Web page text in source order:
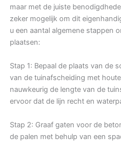
maar met de juiste
zeker mogelijk om dit
u een aantal algemene stappen
plaatsen:
Stap 1: Bepaal de plaats van de
van de tuinafscheiding met
nauwkeurig de lengte van de
ervoor dat de lijn recht en
Stap 2: Graaf gaten voor de
de palen met behulp van een